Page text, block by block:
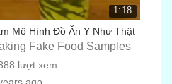
1:18
Mô Hình Đồ Ăn Y Như Thật
Fake Food Samples
lượt xem